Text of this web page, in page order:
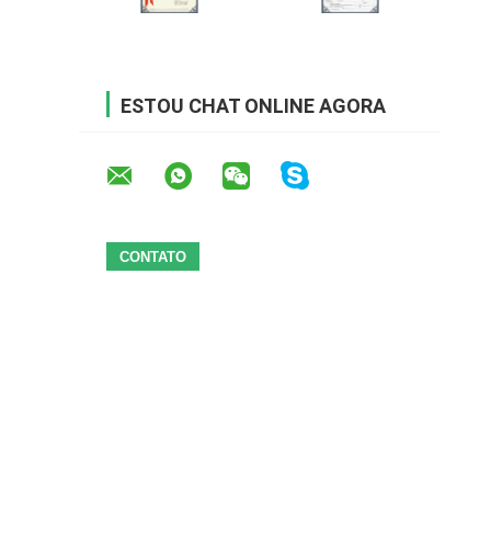
ESTOU CHAT ONLINE AGORA